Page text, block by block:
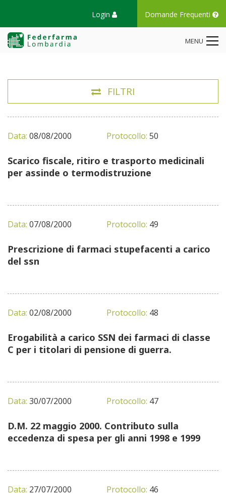
Login Domande Frequenti
MENU
FILTRI
Data: 08/08/2000 Protocollo: 50
Scarico fiscale, ritiro e trasporto medicinali
per assinde o termodistruzione
Data: 07/08/2000 Protocollo: 49
Prescrizione di farmaci stupefacenti a carico
del ssn
Data: 02/08/2000 Protocollo: 48
Erogabilità a carico SSN dei farmaci di classe
C per i titolari di pensione di guerra.
Data: 30/07/2000 Protocollo: 47
D.M. 22 maggio 2000. Contributo sulla
eccedenza di spesa per gli anni 1998 e 1999
Data: 27/07/2000 Protocollo: 46